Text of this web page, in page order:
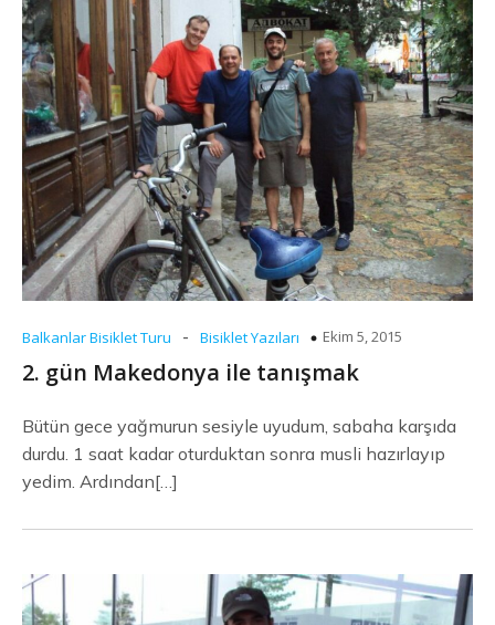
Balkanlar Bisiklet Turu - Bisiklet Yazıları Ekim 5, 2015
2. gün Makedonya ile tanışmak
Bütün gece yağmurun sesiyle uyudum, sabaha karşıda
durdu. 1 saat kadar oturduktan sonra musli hazırlayıp
yedim. Ardından[…]